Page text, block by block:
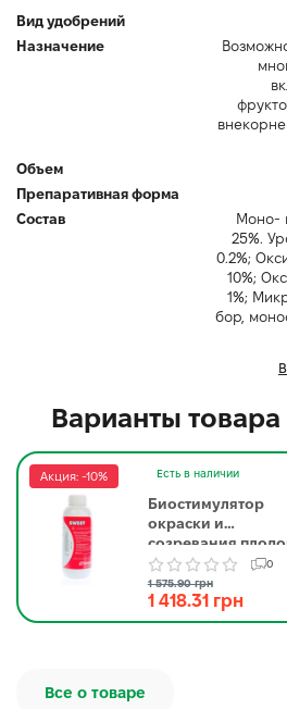
Вид удобрений
Назначение
Объем
Препаративная форма
Состав
Моно-
25%.
0.2%;
10%;
1%;
бор,
Варианты товара
Акция: -10% Есть в наличии
Биостимулятор
окраски и
созревания
Свит Валагро |
Sweet Valagro 1 л
0
1 575.90 грн
1 418.31 грн
Все о товаре